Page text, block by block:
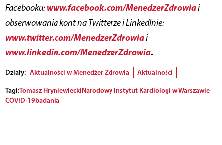
Facebooku:www.facebook.com/MenedzerZdrowiai
obserwowania kont na Twitterze i LinkedInie:
www.twitter.com/MenedzerZdrowiai
www.linkedin.com/MenedzerZdrowia.
Działy: Aktualności w Menedżer Zdrowia
Aktualności
Tagi:Tomasz HryniewieckiNarodowy Instytut Kardiologi w Warszawie
COVID-19badania